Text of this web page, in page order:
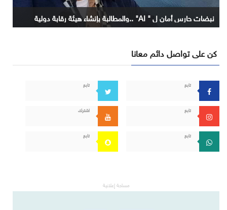
نبضات حارس أمان ل " AI" ..والمطالبة بإنشاء هيئة رقابة دولية
كن على تواصل دائم معانا
تابع تابع
تابع اشترك
تابع تابع
مساحة إعلانية